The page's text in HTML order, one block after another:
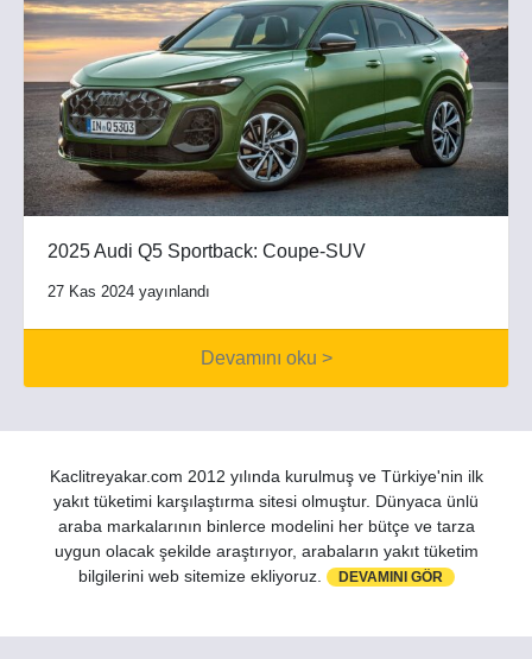
2025 Audi Q5 Sportback: Coupe-SUV
27 Kas 2024 yayınlandı
Devamını oku >
Kaclitreyakar.com 2012 yılında kurulmuş ve Türkiye'nin ilk
yakıt tüketimi karşılaştırma sitesi olmuştur. Dünyaca ünlü
araba markalarının binlerce modelini her bütçe ve tarza
uygun olacak şekilde araştırıyor, arabaların yakıt tüketim
bilgilerini web sitemize ekliyoruz.
DEVAMINI GÖR